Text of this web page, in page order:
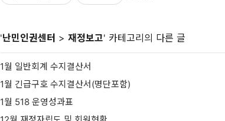
'난민인권센터 > 재정보고' 카테고리의 다른 글
1월 일반회계 수지결산서
1월 긴급구호 수지결산서(명단포함)
1월 518 운영성과표